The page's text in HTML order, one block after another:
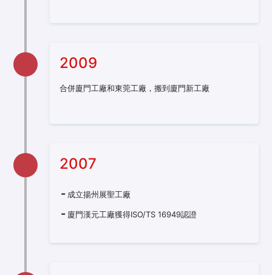
2009
合併廈門工廠和東莞工廠，搬到廈門新工廠
2007
成立揚州展聖工廠
廈門漢元工廠獲得ISO/TS 16949認證